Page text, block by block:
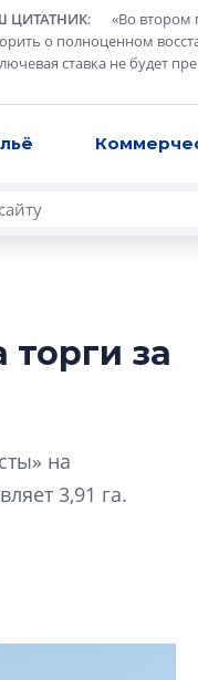
ЦИТАТНИК: «Во втором
о полноценном
ставка не будет
за
на
3,91 га.
Усадьба
эпохи фальш-